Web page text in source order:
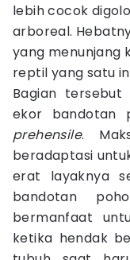
lebih cocok
arboreal.
yang menunjang
reptil yang satu
Bagian
ekor bandotan
prehensile.
beradaptasi
erat layaknya
bandotan
bermanfaat
ketika hendak